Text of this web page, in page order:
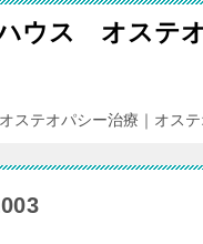
ウス オステ
ステオパシー治療｜オス